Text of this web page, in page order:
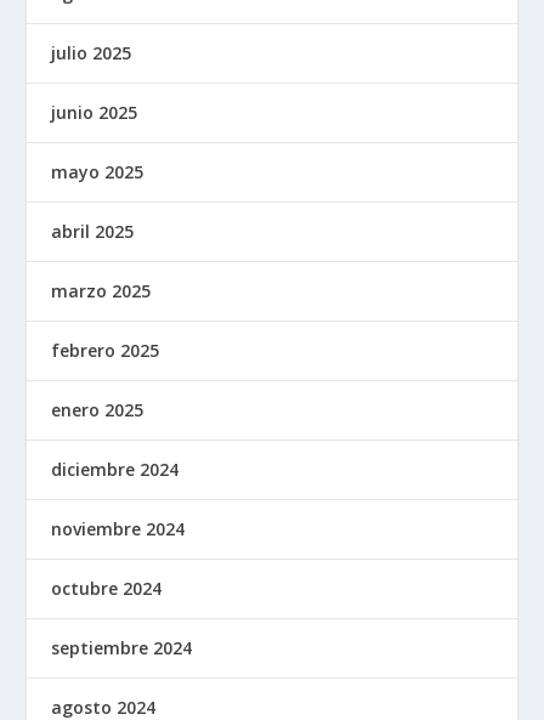
julio 2025
junio 2025
mayo 2025
abril 2025
marzo 2025
febrero 2025
enero 2025
diciembre 2024
noviembre 2024
octubre 2024
septiembre 2024
agosto 2024